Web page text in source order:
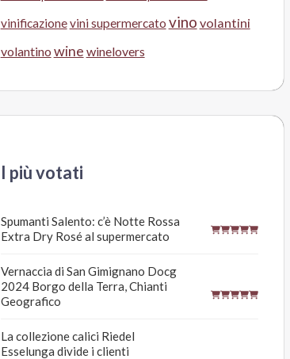
vinificazionevini supermercato vino volantini
volantino wine winelovers
I più votati
Spumanti Salento: c’è Notte Rossa
Extra Dry Rosé al supermercato
Vernaccia di San Gimignano Docg
2024 Borgo della Terra, Chianti
Geografico
La collezione calici Riedel
Esselunga divide i clienti